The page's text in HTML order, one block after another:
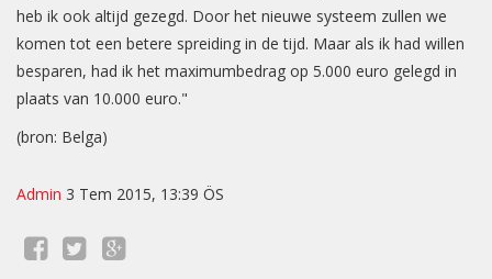
heb ik ook altijd gezegd. Door het nieuwe systeem zullen we
komen tot een betere spreiding in de tijd. Maar als ik had willen
besparen, had ik het maximumbedrag op 5.000 euro gelegd in
plaats van 10.000 euro."
(bron: Belga)
Admin 3 Tem 2015, 13:39 ÖS